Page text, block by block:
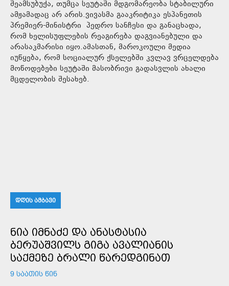
შეამსუბუქა, თუმცა სეუტაში მდგომარეობა სტაბილური
ამჟამადაც არ არის.ვივასმა გააკრიტიკა ესპანეთის
პრემიერ-მინისტრი პედრო სანჩესი და განაცხადა,
რომ ხელისუფლების რეაგირება დაგვიანებული და
არასაკმარისი იყო.ამასთან, მაროკოული მედია
იუწყება, რომ სოციალურ ქსელებში კვლავ ვრცელდება
მოწოდებები სეუტაში მასობრივი გადასვლის ახალი
მცდელობის შესახებ.
ᲓᲦᲘᲡ ᲐᲛᲑᲐᲕᲘ
ᲜᲘᲐ ᲘᲛᲜᲐᲫᲔ ᲓᲐ ᲐᲜᲐᲡᲢᲐᲡᲘᲐ
ᲑᲔᲠᲣᲐᲨᲕᲘᲚᲡ ᲒᲘᲒᲐ ᲐᲕᲐᲚᲘᲐᲜᲘᲡ
ᲡᲐᲥᲛᲔᲖᲔ ᲑᲠᲐᲚᲘ ᲬᲐᲠᲔᲓᲒᲘᲜᲐᲗ
9 ᲡᲐᲐᲗᲘᲡ ᲬᲘᲜ